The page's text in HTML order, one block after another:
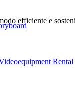
Rental
efficiente e